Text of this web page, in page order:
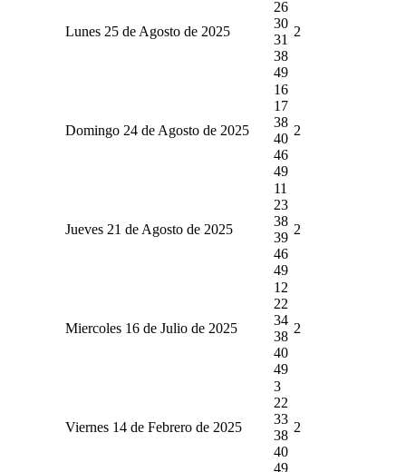
Lunes 25 de Agosto de 2025
26
30
31
38
49
2
Domingo 24 de Agosto de 2025
16
17
38
40
46
49
2
Jueves 21 de Agosto de 2025
11
23
38
39
46
49
2
Miercoles 16 de Julio de 2025
12
22
34
38
40
49
2
Viernes 14 de Febrero de 2025
3
22
33
38
40
49
2